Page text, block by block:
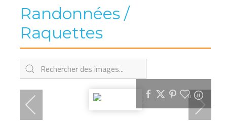
Randonnées /
Raquettes
0